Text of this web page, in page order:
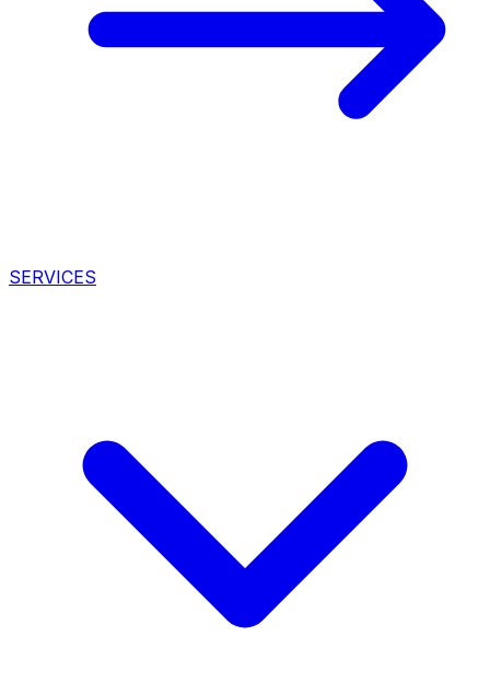
SERVICES